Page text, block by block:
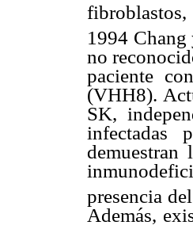
1994 Chang
no
paciente
(VHH8).
SK,
infectadas
presencia
Además,